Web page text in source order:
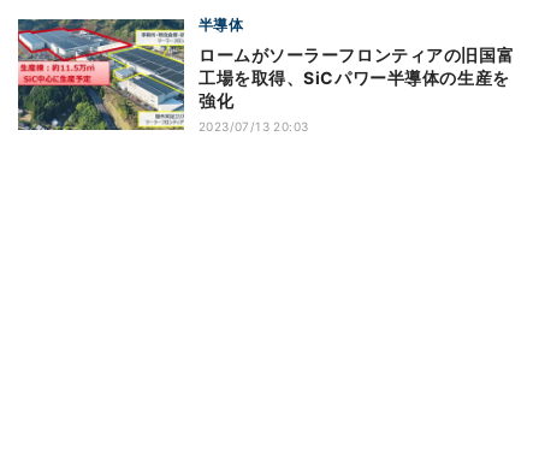
半導体
ロームがソーラーフロンティアの旧国富
工場を取得、SiCパワー半導体の生産を
強化
2023/07/13 20:03